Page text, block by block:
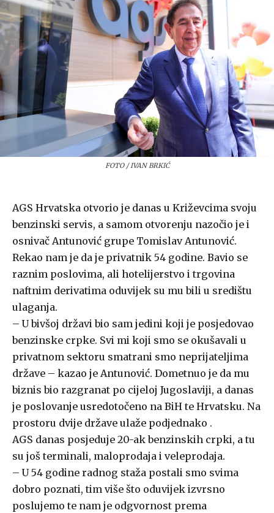
FOTO / IVAN BRKIĆ
AGS Hrvatska otvorio je danas u Križevcima svoju
benzinski servis, a samom otvorenju nazočio je i
osnivač Antunović grupe Tomislav Antunović.
Rekao nam je da je privatnik 54 godine. Bavio se
raznim poslovima, ali hotelijerstvo i trgovina
naftnim derivatima oduvijek su mu bili u središtu
ulaganja.
– U bivšoj državi bio sam jedini koji je posjedovao
benzinske crpke. Svi mi koji smo se okušavali u
privatnom sektoru smatrani smo neprijateljima
države – kazao je Antunović. Dometnuo je da mu
biznis bio razgranat po cijeloj Jugoslaviji, a danas
je poslovanje usredotočeno na BiH te Hrvatsku. Na
prostoru dvije države ulaže podjednako .
AGS danas posjeduje 20-ak benzinskih crpki, a tu
su još terminali, maloprodaja i veleprodaja.
– U 54 godine radnog staža postali smo svima
dobro poznati, tim više što oduvijek izvrsno
poslujemo te nam je odgvornost prema